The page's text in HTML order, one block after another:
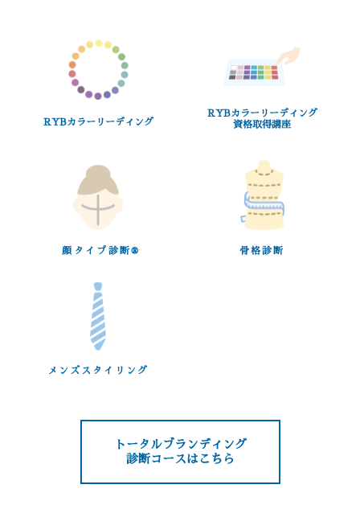
RYBカラーリーディング
RYBカラーリーディング
資格取得講座
顔タイプ診断®︎ 骨格診断
メンズスタイリング
トータルブランディング
診断コースはこちら